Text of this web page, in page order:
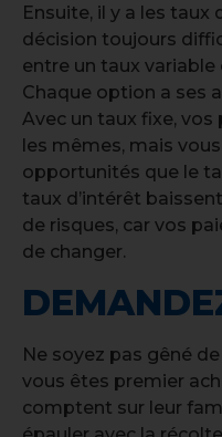
Ensuite, il y a les taux
décision toujours
entre un taux variable
Chaque option a ses
Avec un taux fixe,
les mêmes, mais
opportunités que le
taux d’intérêt
de risques, car vos
de changer.
Ne soyez pas gêné
vous êtes premier
comptent sur leur